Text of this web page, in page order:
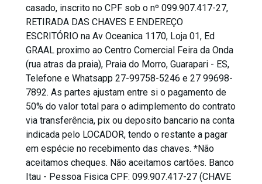
casado, inscrito no CPF sob o nº 099.907.417-27,
RETIRADA DAS CHAVES E ENDEREÇO
ESCRITÓRIO na Av Oceanica 1170, Loja 01, Ed
GRAAL proximo ao Centro Comercial Feira da Onda
(rua atras da praia), Praia do Morro, Guarapari - ES,
Telefone e Whatsapp 27-99758-5246 e 27 99698-
7892. As partes ajustam entre si o pagamento de
50% do valor total para o adimplemento do contrato
via transferência, pix ou deposito bancario na conta
indicada pelo LOCADOR, tendo o restante a pagar
em espécie no recebimento das chaves. *Não
aceitamos cheques. Não aceitamos cartões. Banco
Itau - Pessoa Fisica CPF: 099.907.417-27 (CHAVE